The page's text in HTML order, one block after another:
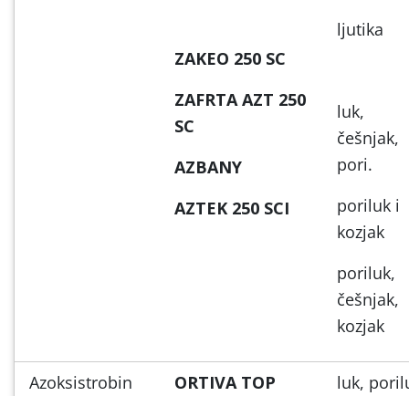
ZAKEO 250 SC
ZAFRTA AZT 250
SC
AZBANY
AZTEK 250 SCI
ljutika
luk,
češnjak,
pori.
poriluk i
kozjak
poriluk,
češnjak,
kozjak
Azoksistrobin
ORTIVA TOP
luk,